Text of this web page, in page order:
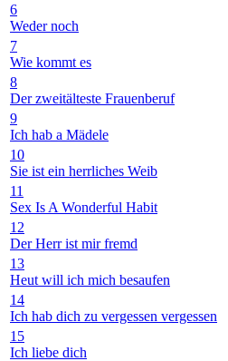
6
Weder noch
7
Wie kommt es
8
Der zweitälteste Frauenberuf
9
Ich hab a Mädele
10
Sie ist ein herrliches Weib
11
Sex Is A Wonderful Habit
12
Der Herr ist mir fremd
13
Heut will ich mich besaufen
14
Ich hab dich zu vergessen vergessen
15
Ich liebe dich